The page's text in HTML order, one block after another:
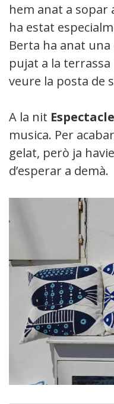
hem anat a sopar
ha estat
Berta ha anat una
pujat a la
veure la posta de
A la nit
musica. Per
gelat, però ja
d’esperar a demà.